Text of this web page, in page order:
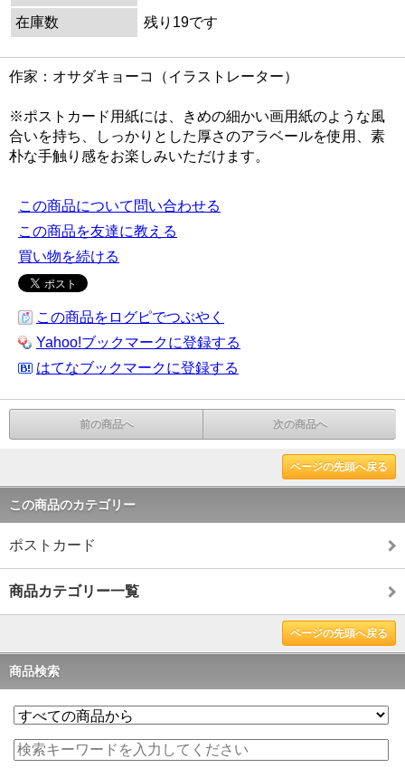
在庫数
残り19です
作家：オサダキョーコ（イラストレーター）
※ポストカード用紙には、きめの細かい画用紙のような風
合いを持ち、しっかりとした厚さのアラベールを使用、素
朴な手触り感をお楽しみいただけます。
この商品について問い合わせる
この商品を友達に教える
買い物を続ける
この商品をログピでつぶやく
Yahoo!ブックマークに登録する
はてなブックマークに登録する
前の商品へ 次の商品へ
ページの先頭へ戻る
この商品のカテゴリー
ポストカード
商品カテゴリー一覧
ページの先頭へ戻る
商品検索